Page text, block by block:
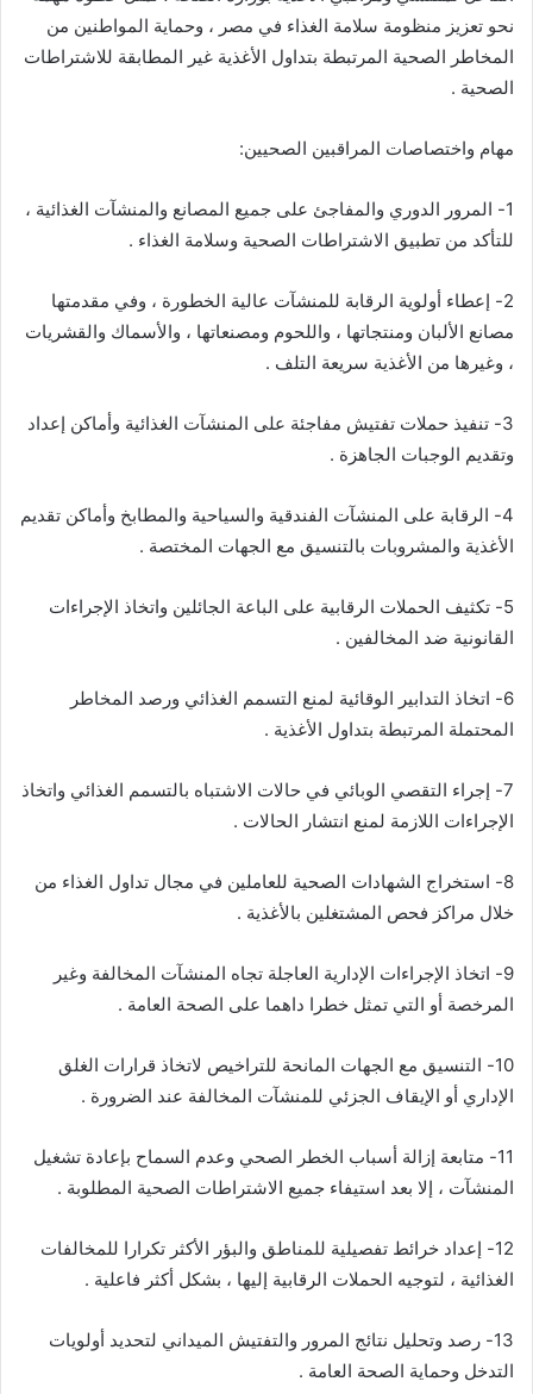
نحو تعزيز منظومة سلامة الغذاء في مصر ، وحماية المواطنين من
المخاطر الصحية المرتبطة بتداول الأغذية غير المطابقة للاشتراطات
الصحية .
مهام واختصاصات المراقبين الصحيين:
1- المرور الدوري والمفاجئ على جميع المصانع والمنشآت الغذائية ،
للتأكد من تطبيق الاشتراطات الصحية وسلامة الغذاء .
2- إعطاء أولوية الرقابة للمنشآت عالية الخطورة ، وفي مقدمتها
مصانع الألبان ومنتجاتها ، واللحوم ومصنعاتها ، والأسماك والقشريات
، وغيرها من الأغذية سريعة التلف .
3- تنفيذ حملات تفتيش مفاجئة على المنشآت الغذائية وأماكن إعداد
وتقديم الوجبات الجاهزة .
4- الرقابة على المنشآت الفندقية والسياحية والمطابخ وأماكن تقديم
الأغذية والمشروبات بالتنسيق مع الجهات المختصة .
5- تكثيف الحملات الرقابية على الباعة الجائلين واتخاذ الإجراءات
القانونية ضد المخالفين .
6- اتخاذ التدابير الوقائية لمنع التسمم الغذائي ورصد المخاطر
المحتملة المرتبطة بتداول الأغذية .
7- إجراء التقصي الوبائي في حالات الاشتباه بالتسمم الغذائي واتخاذ
الإجراءات اللازمة لمنع انتشار الحالات .
8- استخراج الشهادات الصحية للعاملين في مجال تداول الغذاء من
خلال مراكز فحص المشتغلين بالأغذية .
9- اتخاذ الإجراءات الإدارية العاجلة تجاه المنشآت المخالفة وغير
المرخصة أو التي تمثل خطرا داهما على الصحة العامة .
10- التنسيق مع الجهات المانحة للتراخيص لاتخاذ قرارات الغلق
الإداري أو الإيقاف الجزئي للمنشآت المخالفة عند الضرورة .
11- متابعة إزالة أسباب الخطر الصحي وعدم السماح بإعادة تشغيل
المنشآت ، إلا بعد استيفاء جميع الاشتراطات الصحية المطلوبة .
12- إعداد خرائط تفصيلية للمناطق والبؤر الأكثر تكرارا للمخالفات
الغذائية ، لتوجيه الحملات الرقابية إليها ، بشكل أكثر فاعلية .
13- رصد وتحليل نتائج المرور والتفتيش الميداني لتحديد أولويات
التدخل وحماية الصحة العامة .